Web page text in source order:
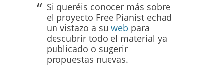
Si queréis conocer más sobre
el proyecto Free Pianist echad
un vistazo a su web para
descubrir todo el material ya
publicado o sugerir
propuestas nuevas.